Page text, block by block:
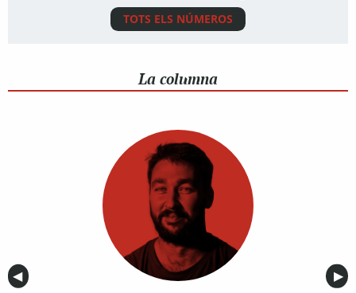
TOTS ELS NÚMEROS
La columna
Anterior
◀︎ ▶︎